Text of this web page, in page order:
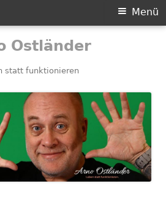
Ostländer
statt funktionieren
Menü